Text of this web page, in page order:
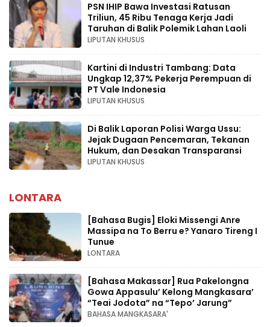
PSN IHIP Bawa Investasi Ratusan
Triliun, 45 Ribu Tenaga Kerja Jadi
Taruhan di Balik Polemik Lahan Laoli
LIPUTAN KHUSUS
Kartini di Industri Tambang: Data
Ungkap 12,37% Pekerja Perempuan di
PT Vale Indonesia
LIPUTAN KHUSUS
Di Balik Laporan Polisi Warga Ussu:
Jejak Dugaan Pencemaran, Tekanan
Hukum, dan Desakan Transparansi
LIPUTAN KHUSUS
LONTARA
[Bahasa Bugis] ‎Eloki Missengi Anre
Massipa na To Berru e? Yanaro Tireng I
Tunue
LONTARA
[Bahasa Makassar] Rua Pakelongna
Gowa Appasulu’ Kelong Mangkasara’
“Teai Jodota” na “Tepo’ Jarung”
BAHASA MANGKASARA'